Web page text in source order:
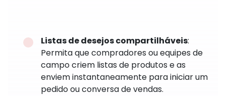
Listas de desejos compartilháveis:
Permita que compradores ou equipes de
campo criem listas de produtos e as
enviem instantaneamente para iniciar um
pedido ou conversa de vendas.